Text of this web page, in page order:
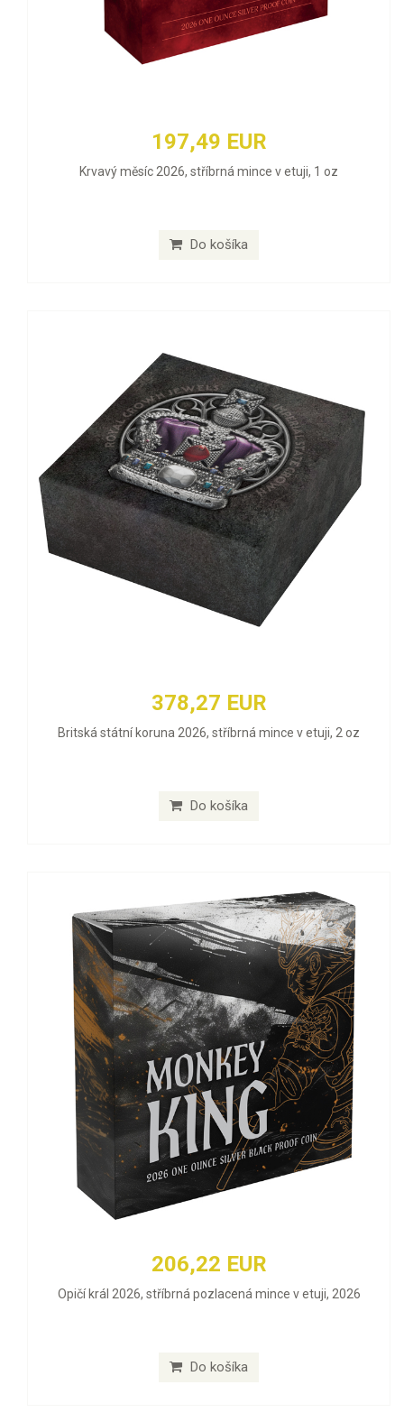
197,49 EUR
Krvavý měsíc 2026, stříbrná mince v etuji, 1 oz
Do košíka
378,27 EUR
Britská státní koruna 2026, stříbrná mince v etuji, 2 oz
Do košíka
206,22 EUR
Opičí král 2026, stříbrná pozlacená mince v etuji, 2026
Do košíka